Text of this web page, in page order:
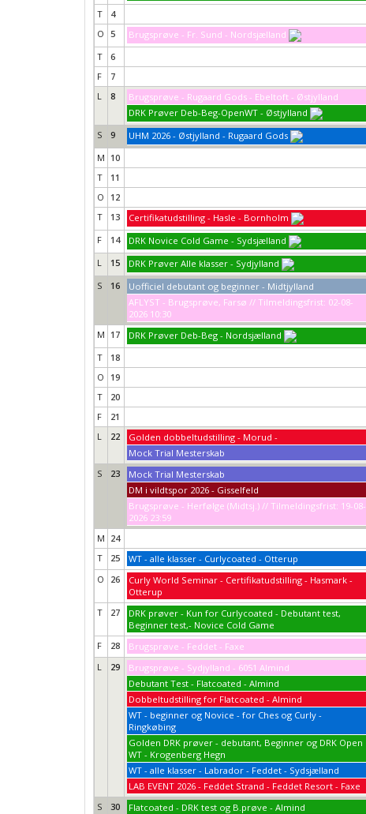
T
4
O
5
Brugsprøve - Fr. Sund - Nordsjælland
T
6
F
7
L
8
Brugsprøve - Rugaard Gods - Ebeltoft - Østjylland
DRK Prøver Deb-Beg-OpenWT - Østjylland
S
9
UHM 2026 - Østjylland - Rugaard Gods
M 10
T
11
O
12
T
13
Certifikatudstilling - Hasle - Bornholm
F
14
DRK Novice Cold Game - Sydsjælland
L
15
DRK Prøver Alle klasser - Sydjylland
S
16
Uofficiel debutant og beginner - Midtjylland
AFLYST - Brugsprøve, Farsø // Tilmeldingsfrist: 02-08-
2026 10:30
M 17
DRK Prøver Deb-Beg - Nordsjælland
T
18
O
19
T
20
F
21
L
22
Golden dobbeltudstilling - Morud -
Mock Trial Mesterskab
S
23
Mock Trial Mesterskab
DM i vildtspor 2026 - Gisselfeld
Brugsprøve - Herfølge (Midtsj.) // Tilmeldingsfrist: 19-08-
2026 23:59
M 24
T
25
WT - alle klasser - Curlycoated - Otterup
O
26
Curly World Seminar - Certifikatudstilling - Hasmark -
Otterup
T
27
DRK prøver - Kun for Curlycoated - Debutant test,
Beginner test,- Novice Cold Game
F
28
Brugsprøve - Feddet - Faxe
L
29
Brugsprøve - Sydjylland - 6051 Almind
Debutant Test - Flatcoated - Almind
Dobbeltudstilling for Flatcoated - Almind
WT - beginner og Novice - for Ches og Curly -
Ringkøbing
Golden DRK prøver - debutant, Beginner og DRK Open
WT - Krogenberg Hegn
WT - alle klasser - Labrador - Feddet - Sydsjælland
LAB EVENT 2026 - Feddet Strand - Feddet Resort - Faxe
S
30
Flatcoated - DRK test og B.prøve - Almind